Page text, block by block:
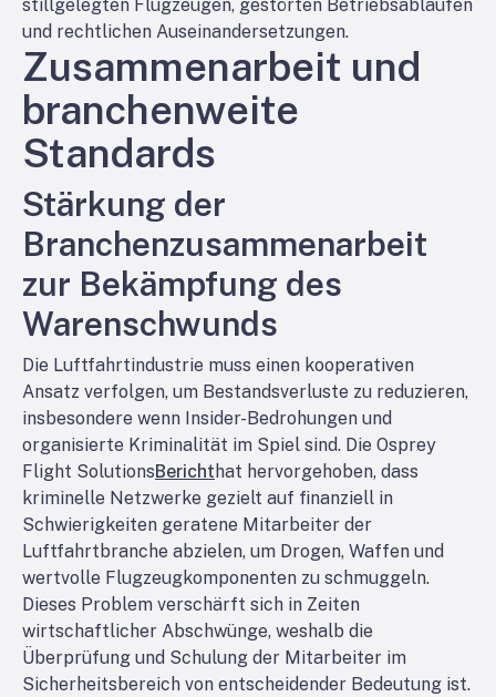
stillgelegten Flugzeugen, gestörten Betriebsabläufen
und rechtlichen Auseinandersetzungen.
Zusammenarbeit und
branchenweite
Standards
Stärkung der
Branchenzusammenarbeit
zur Bekämpfung des
Warenschwunds
Die Luftfahrtindustrie muss einen kooperativen
Ansatz verfolgen, um Bestandsverluste zu reduzieren,
insbesondere wenn Insider-Bedrohungen und
organisierte Kriminalität im Spiel sind. Die Osprey
Flight SolutionsBericht hat hervorgehoben, dass
kriminelle Netzwerke gezielt auf finanziell in
Schwierigkeiten geratene Mitarbeiter der
Luftfahrtbranche abzielen, um Drogen, Waffen und
wertvolle Flugzeugkomponenten zu schmuggeln.
Dieses Problem verschärft sich in Zeiten
wirtschaftlicher Abschwünge, weshalb die
Überprüfung und Schulung der Mitarbeiter im
Sicherheitsbereich von entscheidender Bedeutung ist.